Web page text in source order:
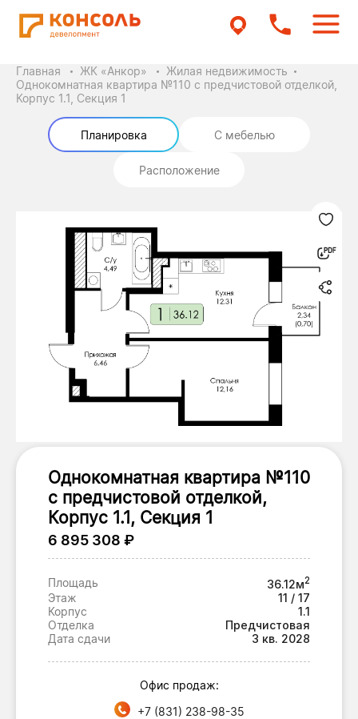
Главная ЖК «Анкор»
Жилая недвижимость
Однокомнатная квартира №110 с предчистовой отделкой,
Корпус 1.1, Секция 1
Планировка С мебелью
Расположение
Однокомнатная квартира №110
с предчистовой отделкой,
Корпус 1.1, Секция 1
6 895 308 ₽
Площадь 36.12м2
Этаж
11 / 17
Корпус
1.1
Отделка
Предчистовая
Дата сдачи
3 кв. 2028
Офис продаж:
+7 (831) 238-98-35